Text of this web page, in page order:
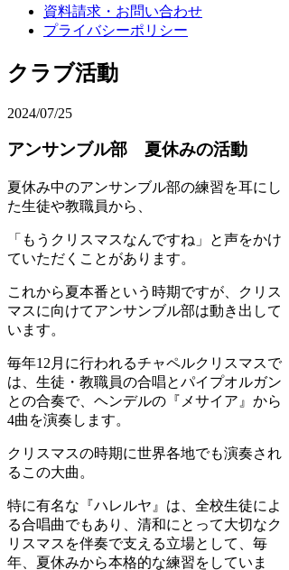
資料請求・お問い合わせ
プライバシーポリシー
クラブ活動
2024/07/25
アンサンブル部 夏休みの活動
夏休み中のアンサンブル部の練習を耳にし
た生徒や教職員から、
「もうクリスマスなんですね」と声をかけ
ていただくことがあります。
これから夏本番という時期ですが、クリス
マスに向けてアンサンブル部は動き出して
います。
毎年12月に行われるチャペルクリスマスで
は、生徒・教職員の合唱とパイプオルガン
との合奏で、ヘンデルの『メサイア』から
4曲を演奏します。
クリスマスの時期に世界各地でも演奏され
るこの大曲。
特に有名な『ハレルヤ』は、全校生徒によ
る合唱曲でもあり、清和にとって大切なク
リスマスを伴奏で支える立場として、毎
年、夏休みから本格的な練習をしていま